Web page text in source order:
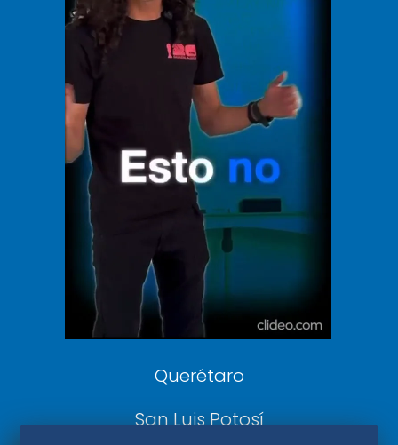
El Universal
Vive USA
Clase
De 10 sports
DeDinero
Confabulario
Aviso Oportuno
Consultas
Querétaro
San Luis Potosí